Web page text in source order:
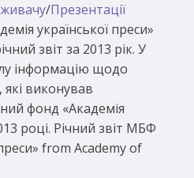
/Презентації
української преси»
звіт за 2013 рік. У
інформацію щодо
які виконував
фонд «Академія
році. Річний звіт МБФ
from Academy of